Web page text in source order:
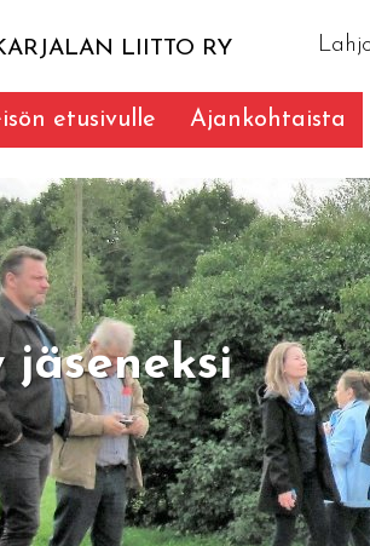
LIITTO RY
etusivulle Ajankohtaista